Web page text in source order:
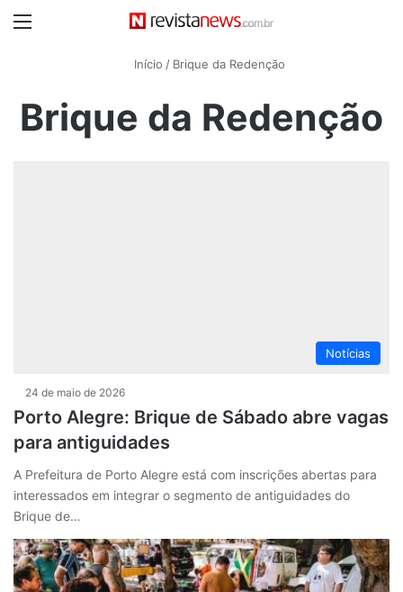
Início / Brique da Redenção
Brique da Redenção
Notícias
24 de maio de 2026
Porto Alegre: Brique de Sábado abre vagas
para antiguidades
A Prefeitura de Porto Alegre está com inscrições abertas para
interessados em integrar o segmento de antiguidades do
Brique de…